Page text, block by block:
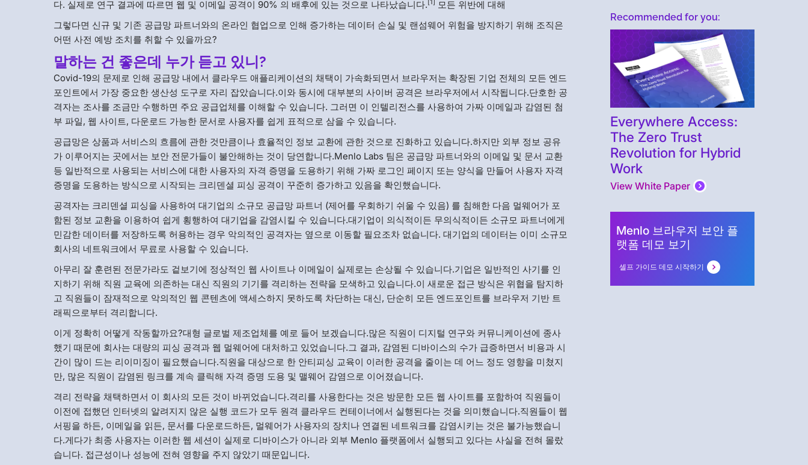
다. 실제로 연구 결과에 따르면 웹 및 이메일 공격이 90% 의 배후에 있는 것으로 나타났습니다.[1] 모든 위반에 대해
그렇다면 신규 및 기존 공급망 파트너와의 온라인 협업으로 인해 증가하는 데이터 손실 및 랜섬웨어 위험을 방지하기 위해 조직은
어떤 사전 예방 조치를 취할 수 있을까요?
말하는 건 좋은데 누가 듣고 있니?
Covid-19의 문제로 인해 공급망 내에서 클라우드 애플리케이션의 채택이 가속화되면서 브라우저는 확장된 기업 전체의 모든 엔드
포인트에서 가장 중요한 생산성 도구로 자리 잡았습니다.이와 동시에 대부분의 사이버 공격은 브라우저에서 시작됩니다.단호한 공
격자는 조사를 조금만 수행하면 주요 공급업체를 이해할 수 있습니다. 그러면 이 인텔리전스를 사용하여 가짜 이메일과 감염된 첨
부 파일, 웹 사이트, 다운로드 가능한 문서로 사용자를 쉽게 표적으로 삼을 수 있습니다.
공급망은 상품과 서비스의 흐름에 관한 것만큼이나 효율적인 정보 교환에 관한 것으로 진화하고 있습니다.하지만 외부 정보 공유
가 이루어지는 곳에서는 보안 전문가들이 불안해하는 것이 당연합니다.Menlo Labs 팀은 공급망 파트너와의 이메일 및 문서 교환
등 일반적으로 사용되는 서비스에 대한 사용자의 자격 증명을 도용하기 위해 가짜 로그인 페이지 또는 양식을 만들어 사용자 자격
증명을 도용하는 방식으로 시작되는 크리덴셜 피싱 공격이 꾸준히 증가하고 있음을 확인했습니다.
공격자는 크리덴셜 피싱을 사용하여 대기업의 소규모 공급망 파트너 (제어를 우회하기 쉬울 수 있음) 를 침해한 다음 멀웨어가 포
함된 정보 교환을 이용하여 쉽게 횡행하여 대기업을 감염시킬 수 있습니다.대기업이 의식적이든 무의식적이든 소규모 파트너에게
민감한 데이터를 저장하도록 허용하는 경우 악의적인 공격자는 옆으로 이동할 필요조차 없습니다. 대기업의 데이터는 이미 소규모
회사의 네트워크에서 무료로 사용할 수 있습니다.
아무리 잘 훈련된 전문가라도 겉보기에 정상적인 웹 사이트나 이메일이 실제로는 손상될 수 있습니다.기업은 일반적인 사기를 인
지하기 위해 직원 교육에 의존하는 대신 직원의 기기를 격리하는 전략을 모색하고 있습니다.이 새로운 접근 방식은 위협을 탐지하
고 직원들이 잠재적으로 악의적인 웹 콘텐츠에 액세스하지 못하도록 차단하는 대신, 단순히 모든 엔드포인트를 브라우저 기반 트
래픽으로부터 격리합니다.
이게 정확히 어떻게 작동할까요?대형 글로벌 제조업체를 예로 들어 보겠습니다.많은 직원이 디지털 연구와 커뮤니케이션에 종사
했기 때문에 회사는 대량의 피싱 공격과 웹 멀웨어에 대처하고 있었습니다.그 결과, 감염된 디바이스의 수가 급증하면서 비용과 시
간이 많이 드는 리이미징이 필요했습니다.직원을 대상으로 한 안티피싱 교육이 이러한 공격을 줄이는 데 어느 정도 영향을 미쳤지
만, 많은 직원이 감염된 링크를 계속 클릭해 자격 증명 도용 및 맬웨어 감염으로 이어졌습니다.
격리 전략을 채택하면서 이 회사의 모든 것이 바뀌었습니다.격리를 사용한다는 것은 방문한 모든 웹 사이트를 포함하여 직원들이
이전에 접했던 인터넷의 알려지지 않은 실행 코드가 모두 원격 클라우드 컨테이너에서 실행된다는 것을 의미했습니다.직원들이 웹
서핑을 하든, 이메일을 읽든, 문서를 다운로드하든, 멀웨어가 사용자의 장치나 연결된 네트워크를 감염시키는 것은 불가능했습니
다.게다가 최종 사용자는 이러한 웹 세션이 실제로 디바이스가 아니라 외부 Menlo 플랫폼에서 실행되고 있다는 사실을 전혀 몰랐
습니다. 접근성이나 성능에 전혀 영향을 주지 않았기 때문입니다.
Recommended for you:
Everywhere Access:
The Zero Trust
Revolution for Hybrid
Work
View White Paper
Menlo 브라우저 보안 플
랫폼 데모 보기
셀프 가이드 데모 시작하기